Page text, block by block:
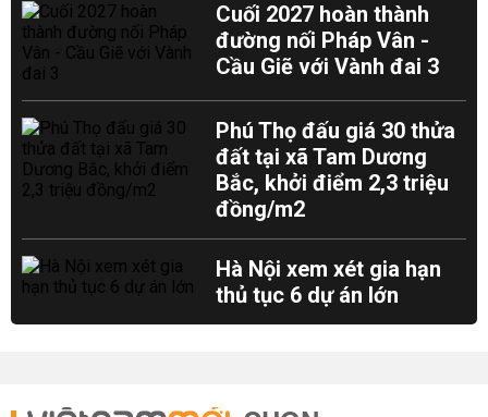
Cuối 2027 hoàn thành
đường nối Pháp Vân -
Cầu Giẽ với Vành đai 3
Phú Thọ đấu giá 30 thửa
đất tại xã Tam Dương
Bắc, khởi điểm 2,3 triệu
đồng/m2
Hà Nội xem xét gia hạn
thủ tục 6 dự án lớn